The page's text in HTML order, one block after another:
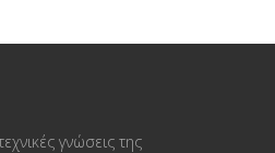
γνώσεις της